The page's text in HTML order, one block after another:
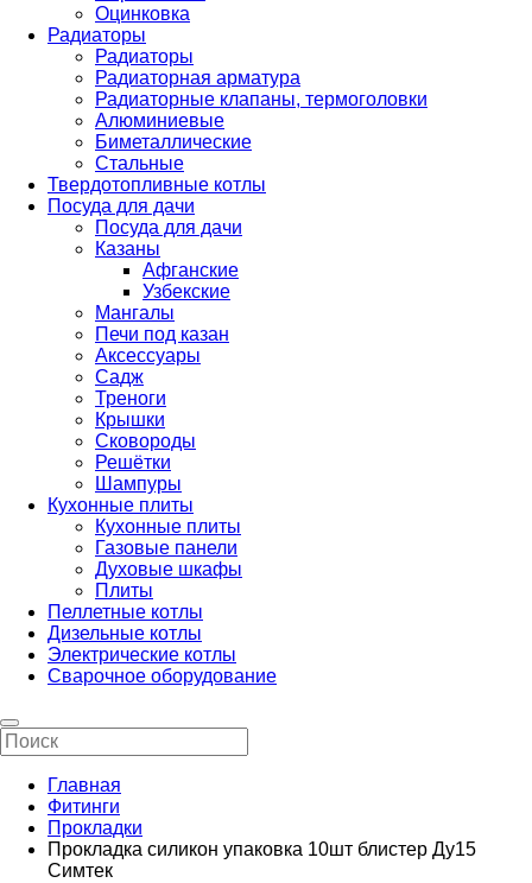
Оцинковка
Радиаторы
Радиаторы
Радиаторная арматура
Радиаторные клапаны, термоголовки
Алюминиевые
Биметаллические
Стальные
Твердотопливные котлы
Посуда для дачи
Посуда для дачи
Казаны
Афганские
Узбекские
Мангалы
Печи под казан
Аксессуары
Садж
Треноги
Крышки
Сковороды
Решётки
Шампуры
Кухонные плиты
Кухонные плиты
Газовые панели
Духовые шкафы
Плиты
Пеллетные котлы
Дизельные котлы
Электрические котлы
Сварочное оборудование
Главная
Фитинги
Прокладки
Прокладка силикон упаковка 10шт блистер Ду15
Симтек